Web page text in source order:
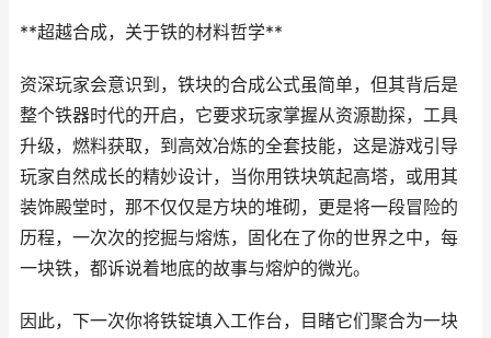
**超越合成，关于铁的材料哲学**
资深玩家会意识到，铁块的合成公式虽简单，但其背后是
整个铁器时代的开启，它要求玩家掌握从资源勘探，工具
升级，燃料获取，到高效冶炼的全套技能，这是游戏引导
玩家自然成长的精妙设计，当你用铁块筑起高塔，或用其
装饰殿堂时，那不仅仅是方块的堆砌，更是将一段冒险的
历程，一次次的挖掘与熔炼，固化在了你的世界之中，每
一块铁，都诉说着地底的故事与熔炉的微光。
因此，下一次你将铁锭填入工作台，目睹它们聚合为一块